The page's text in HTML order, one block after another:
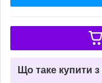
Що таке купити